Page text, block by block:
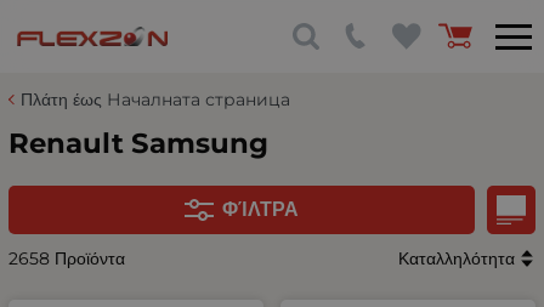
Πλάτη έως Началната страница
Renault Samsung
ΦΊΛΤΡΑ
2658 Προϊόντα Καταλληλότητα